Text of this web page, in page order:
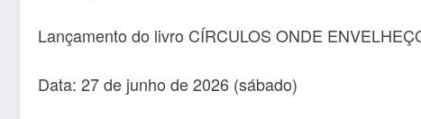
Lançamento do livro CÍRCULOS ONDE
Data: 27 de junho de 2026 (sábado)